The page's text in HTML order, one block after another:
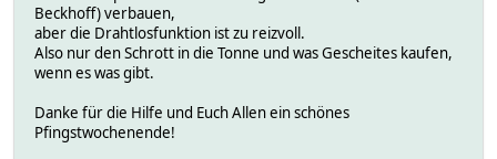
D:CUL_IR ^I............
E:CUL_TX ^TX[A-F0-9]{10}
F:Revolt ^r......................$
G:IT ^i......
I:UNIRoll ^[0-9A-F]{5}(B|D|E)
J:SOMFY ^Y[r|t|s]:?[A-F0-9]+
Beckhoff) verbauen,
aber die Drahtlosfunktion ist zu reizvoll.
Also nur den Schrott in die Tonne und was Gescheites kaufen,
wenn es was gibt.
Danke für die Hilfe und Euch Allen ein schönes
Pfingstwochenende!